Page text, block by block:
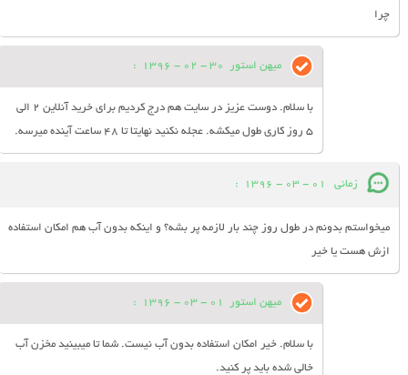
چرا
میهن استور 30 - 02 - 1396
:
با سلام. دوست عزیز در سایت هم درج کردیم برای خرید آنلاین 2 الی
5 روز کاری طول میکشه. عجله نکنید نهایتا تا 48 ساعت آینده میرسه.
زمانی 01 - 03 - 1396
:
میخواستم بدونم در طول روز چند بار لازمه پر بشه؟ و اینکه بدون آب هم امکان استفاده
ازش هست یا خیر
میهن استور 01 - 03 - 1396
:
با سلام. خیر امکان استفاده بدون آب نیست. شما تا میبینید مخزن آب
خالی شده باید پر کنید.